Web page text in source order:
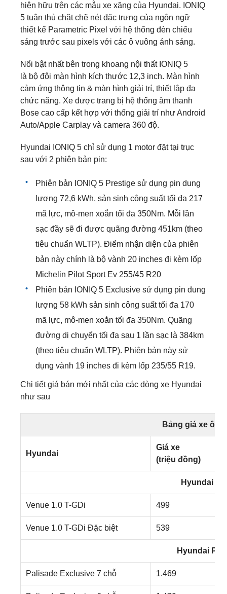
hiện hữu trên các mẫu xe xăng của Hyundai. IONIQ
5 tuân thủ chặt chẽ nét đặc trưng của ngôn ngữ
thiết kế Parametric Pixel với hệ thống đèn chiếu
sáng trước sau pixels với các ô vuông ánh sáng.
Nổi bật nhất bên trong khoang nội thất IONIQ 5
là bộ đôi màn hình kích thước 12,3 inch. Màn hình
cảm ứng thông tin & màn hình giải trí, thiết lập đa
chức năng. Xe được trang bị hệ thống âm thanh
Bose cao cấp kết hợp với thống giải trí như Android
Auto/Apple Carplay và camera 360 độ.
Hyundai IONIQ 5 chỉ sử dụng 1 motor đặt tại trục
sau với 2 phiên bản pin:
Phiên bản IONIQ 5 Prestige sử dụng pin dung
lượng 72,6 kWh, sản sinh công suất tối đa 217
mã lực, mô-men xoắn tối đa 350Nm. Mỗi lần
sạc đầy sẽ đi được quãng đường 451km (theo
tiêu chuẩn WLTP). Điểm nhận diện của phiên
bản này chính là bộ vành 20 inches đi kèm lốp
Michelin Pilot Sport Ev 255/45 R20
Phiên bản IONIQ 5 Exclusive sử dụng pin dung
lượng 58 kWh sản sinh công suất tối đa 170
mã lực, mô-men xoắn tối đa 350Nm. Quãng
đường di chuyển tối đa sau 1 lần sạc là 384km
(theo tiêu chuẩn WLTP). Phiên bản này sử
dụng vành 19 inches đi kèm lốp 235/55 R19.
Chi tiết giá bán mới nhất của các dòng xe Hyundai
như sau
Bảng giá xe ô
Hyundai
Giá xe
(triệu đồng)
Hyundai
Venue 1.0 T-GDi 499
Venue 1.0 T-GDi Đặc biệt 539
Hyundai
Palisade Exclusive 7 chỗ 1.469